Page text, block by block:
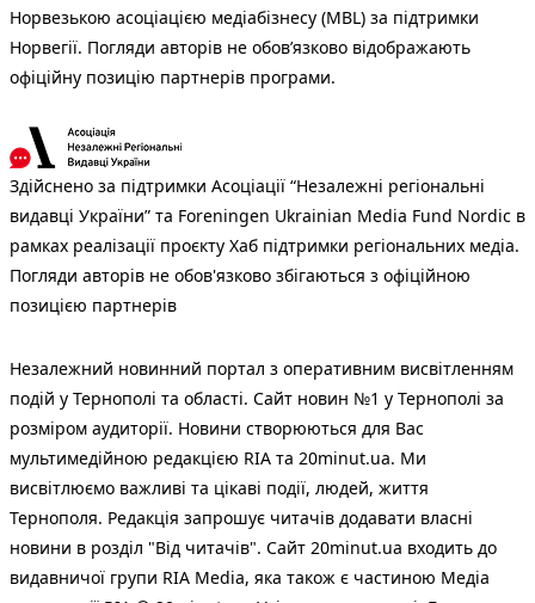
Норвезькою асоціацією медіабізнесу (MBL) за підтримки
Норвегії. Погляди авторів не обов’язково відображають
офіційну позицію партнерів програми.
Здійснено за підтримки Асоціації “Незалежні регіональні
видавці України” та Foreningen Ukrainian Media Fund Nordic в
рамках реалізації проєкту Хаб підтримки регіональних медіа.
Погляди авторів не обов'язково збігаються з офіційною
позицією партнерів
Незалежний новинний портал з оперативним висвітленням
подій у Тернополі та області. Сайт новин №1 у Тернополі за
розміром аудиторії. Новини створюються для Вас
мультимедійною редакцією RIA та 20minut.ua. Ми
висвітлюємо важливі та цікаві події, людей, життя
Тернополя. Редакція запрошує читачів додавати власні
новини в розділ "Від читачів". Сайт 20minut.ua входить до
видавничої групи RIA Media, яка також є частиною Медіа